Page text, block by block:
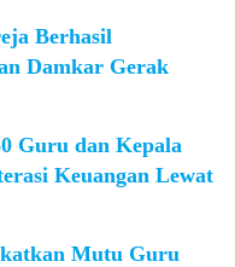
Berhasil
Damkar Gerak
Guru dan Kepala
Keuangan Lewat
Mutu Guru